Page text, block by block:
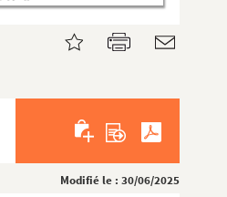
Modifié le : 30/06/2025